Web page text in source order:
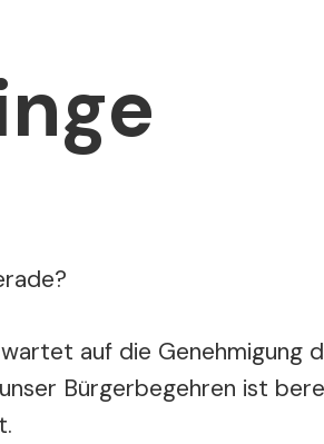
auf die Genehmigung
Bürgerbegehren ist